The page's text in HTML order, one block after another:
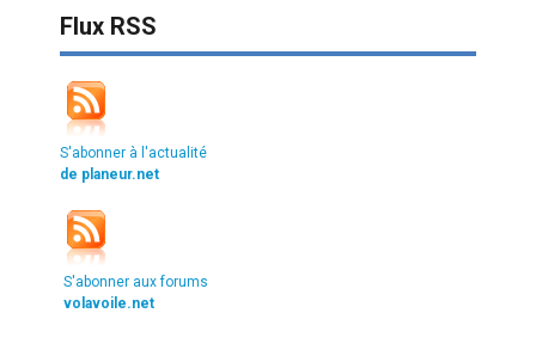
Flux RSS
S'abonner à l'actualité
de planeur.net
S'abonner aux forums
volavoile.net